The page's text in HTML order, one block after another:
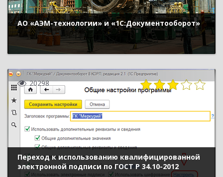
АО «АЭМ-технологии» и «1С:Документооборот»
20298
Переход к использованию квалифицированной
электронной подписи по ГОСТ Р 34.10-2012